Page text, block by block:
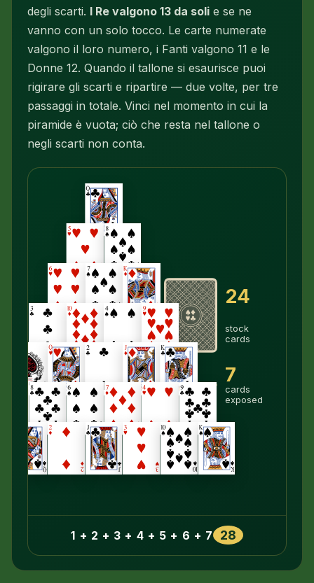
degli scarti. I Re valgono 13 da solie se ne
vanno con un solo tocco. Le carte numerate
valgono il loro numero, i Fanti valgono 11 e le
Donne 12. Quando il tallone si esaurisce puoi
rigirare gli scarti e ripartire — due volte, per tre
passaggi in totale. Vinci nel momento in cui la
piramide è vuota; ciò che resta nel tallone o
negli scarti non conta.
24
stock
cards
7
cards
exposed
1 + 2 + 3 + 4 + 5 + 6 + 7 28